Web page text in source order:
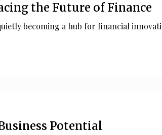
the Future of Finance
becoming a hub for financial
Potential